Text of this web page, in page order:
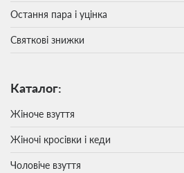
Остання пара і уцінка
Святкові знижки
Каталог:
Жіноче взуття
Жіночі кросівки і кеди
Чоловіче взуття